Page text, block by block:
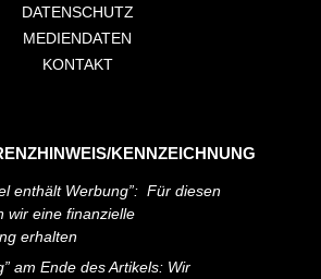
DATENSCHUTZ
MEDIENDATEN
KONTAKT
KENNZEICHNUNG
enthält Werbung”: Für diesen
wir eine finanzielle
erhalten
am Ende des Artikels: Wir